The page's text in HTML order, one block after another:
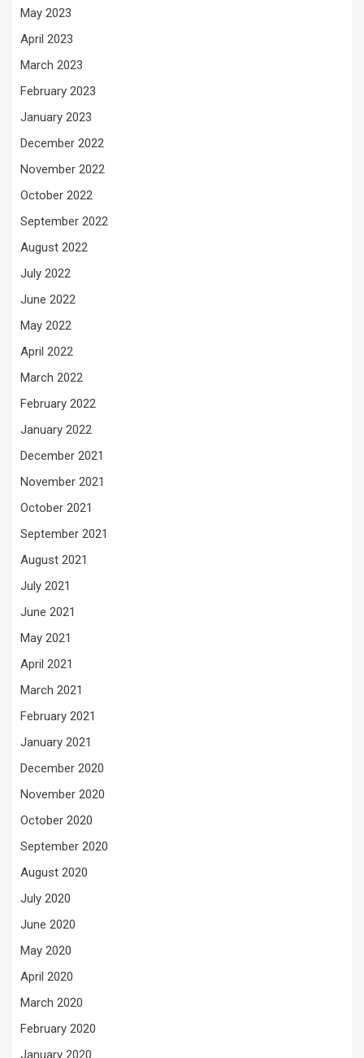
May 2023
April 2023
March 2023
February 2023
January 2023
December 2022
November 2022
October 2022
September 2022
August 2022
July 2022
June 2022
May 2022
April 2022
March 2022
February 2022
January 2022
December 2021
November 2021
October 2021
September 2021
August 2021
July 2021
June 2021
May 2021
April 2021
March 2021
February 2021
January 2021
December 2020
November 2020
October 2020
September 2020
August 2020
July 2020
June 2020
May 2020
April 2020
March 2020
February 2020
January 2020